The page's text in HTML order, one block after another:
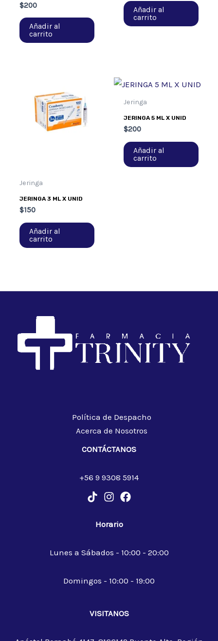
$200
Añadir al
carrito
Añadir al
carrito
Jeringa
JERINGA 3 ML X UNID
$150
Añadir al
carrito
Jeringa
JERINGA 5 ML X UNID
$200
Añadir al
carrito
Política de Despacho
Acerca de Nosotros
CONTÁCTANOS
+56 9 9308 5914
Horario
Lunes a Sábados - 10:00 - 20:00
Domingos - 10:00 - 19:00
VISITANOS